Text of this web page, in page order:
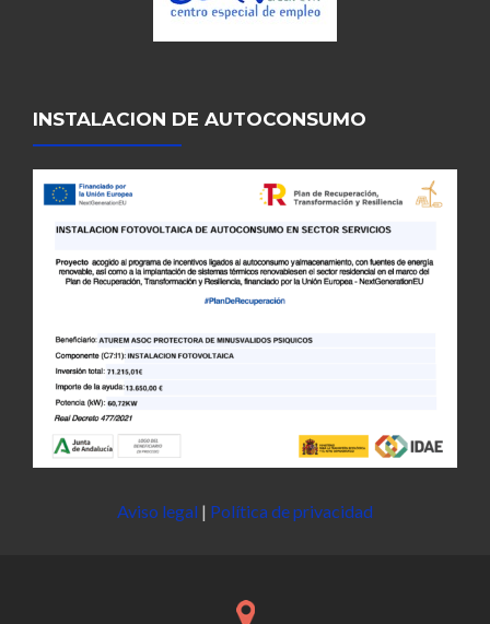
INSTALACION DE AUTOCONSUMO
Aviso legal | Política de privacidad